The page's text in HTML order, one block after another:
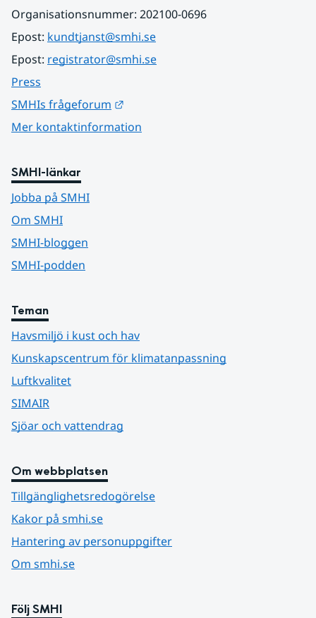
Organisationsnummer: 202100-0696
Epost: kundtjanst@smhi.se
Epost: registrator@smhi.se
Press
SMHIs frågeforum
Mer kontaktinformation
SMHI-länkar
Jobba på SMHI
Om SMHI
SMHI-bloggen
SMHI-podden
Teman
Havsmiljö i kust och hav
Kunskapscentrum för klimatanpassning
Luftkvalitet
SIMAIR
Sjöar och vattendrag
Om webbplatsen
Tillgänglighetsredogörelse
Kakor på smhi.se
Hantering av personuppgifter
Om smhi.se
Följ SMHI